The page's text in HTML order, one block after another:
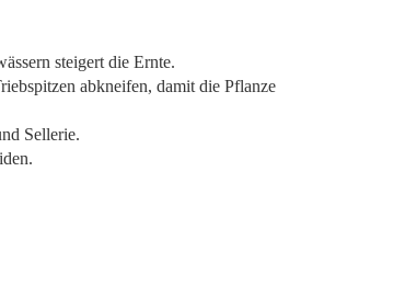
steigert die Ernte.
abkneifen, damit die Pflanze
Sellerie.